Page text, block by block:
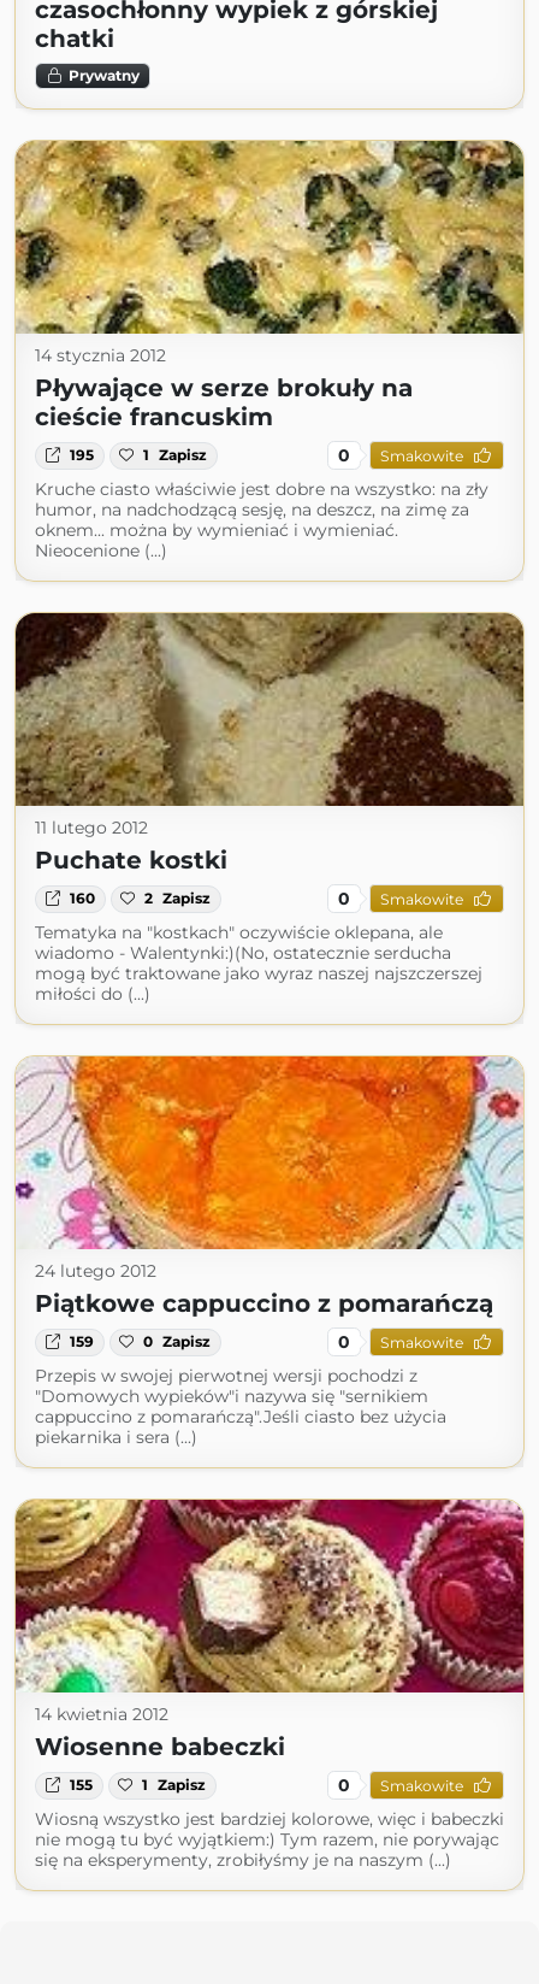
czasochłonny wypiek z górskiej
chatki
Prywatny
14 stycznia 2012
Pływające w serze brokuły na
cieście francuskim
195 1 Zapisz 0 Smakowite
Kruche ciasto właściwie jest dobre na wszystko: na zły
humor, na nadchodzącą sesję, na deszcz, na zimę za
oknem... można by wymieniać i wymieniać.
Nieocenione (...)
11 lutego 2012
Puchate kostki
160 2 Zapisz 0 Smakowite
Tematyka na "kostkach" oczywiście oklepana, ale
wiadomo - Walentynki:)(No, ostatecznie serducha
mogą być traktowane jako wyraz naszej najszczerszej
miłości do (...)
24 lutego 2012
Piątkowe cappuccino z pomarańczą
159 0 Zapisz 0 Smakowite
Przepis w swojej pierwotnej wersji pochodzi z
"Domowych wypieków"i nazywa się "sernikiem
cappuccino z pomarańczą".Jeśli ciasto bez użycia
piekarnika i sera (...)
14 kwietnia 2012
Wiosenne babeczki
155 1 Zapisz 0 Smakowite
Wiosną wszystko jest bardziej kolorowe, więc i babeczki
nie mogą tu być wyjątkiem:) Tym razem, nie porywając
się na eksperymenty, zrobiłyśmy je na naszym (...)